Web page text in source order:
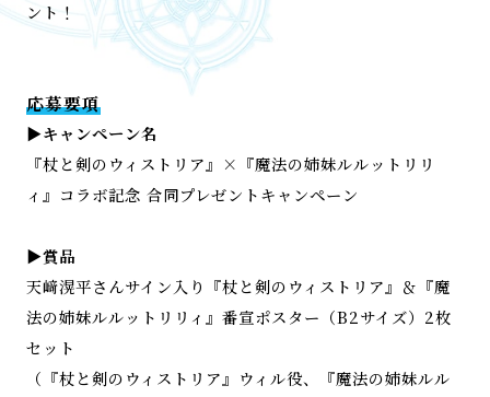
ント！
応募要項
▶キャンペーン名
『杖と剣のウィストリア』×『魔法の姉妹ルルットリリ
ィ』コラボ記念 合同プレゼントキャンペーン
▶賞品
天﨑滉平さんサイン入り『杖と剣のウィストリア』＆『魔
法の姉妹ルルットリリィ』番宣ポスター（B2サイズ）2枚
セット
（『杖と剣のウィストリア』ウィル役、『魔法の姉妹ルル